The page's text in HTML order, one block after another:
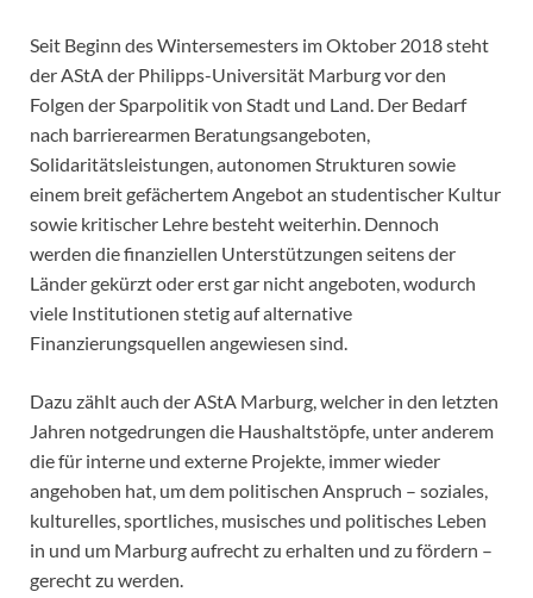
Seit Beginn des Wintersemesters im Oktober 2018 steht
der AStA der Philipps-Universität Marburg vor den
Folgen der Sparpolitik von Stadt und Land. Der Bedarf
nach barrierearmen Beratungsangeboten,
Solidaritätsleistungen, autonomen Strukturen sowie
einem breit gefächertem Angebot an studentischer Kultur
sowie kritischer Lehre besteht weiterhin. Dennoch
werden die finanziellen Unterstützungen seitens der
Länder gekürzt oder erst gar nicht angeboten, wodurch
viele Institutionen stetig auf alternative
Finanzierungsquellen angewiesen sind.
Dazu zählt auch der AStA Marburg, welcher in den letzten
Jahren notgedrungen die Haushaltstöpfe, unter anderem
die für interne und externe Projekte, immer wieder
angehoben hat, um dem politischen Anspruch – soziales,
kulturelles, sportliches, musisches und politisches Leben
in und um Marburg aufrecht zu erhalten und zu fördern –
gerecht zu werden.